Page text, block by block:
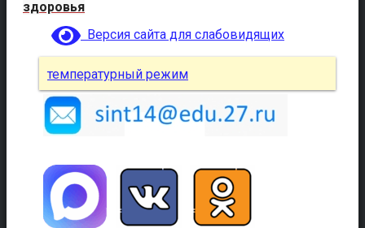
здоровья
Версия сайта для слабовидящих
температурный режим